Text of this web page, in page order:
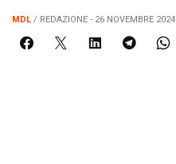
MDL / REDAZIONE - 26 NOVEMBRE 2024